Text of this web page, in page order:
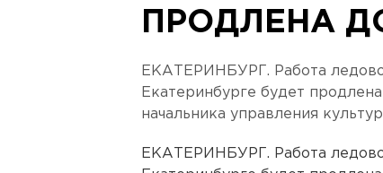
ПРОДЛЕНА
ЕКАТЕРИНБУРГ. Работа
Екатеринбурге будет
начальника управления
ЕКАТЕРИНБУРГ. Работа